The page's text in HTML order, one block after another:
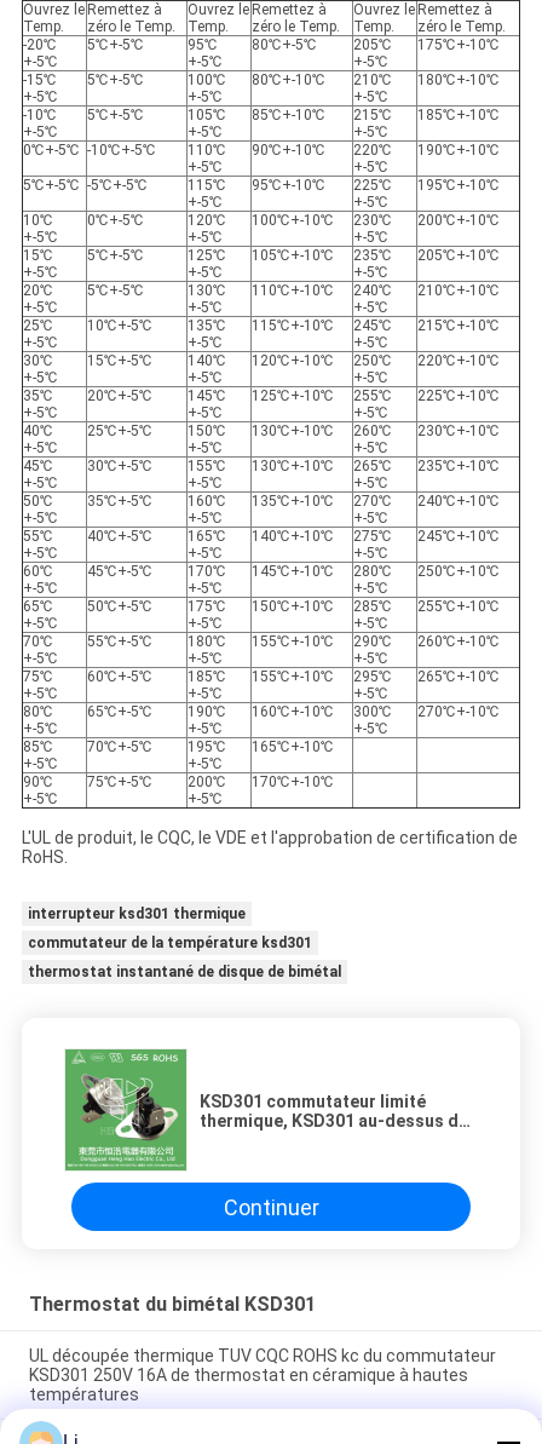
Ouvrez le
Temp.
Remettez à
zéro le Temp.
Ouvrez le
Temp.
Remettez à
zéro le Temp.
Ouvrez le
Temp.
Remettez à
zéro le Temp.
-20℃
+-5℃
5℃+-5℃
95℃
+-5℃
80℃+-5℃
205℃
+-5℃
175℃+-10℃
-15℃
+-5℃
5℃+-5℃
100℃
+-5℃
80℃+-10℃
210℃
+-5℃
180℃+-10℃
-10℃
+-5℃
5℃+-5℃
105℃
+-5℃
85℃+-10℃
215℃
+-5℃
185℃+-10℃
0℃+-5℃ -10℃+-5℃
110℃
+-5℃
90℃+-10℃
220℃
+-5℃
190℃+-10℃
5℃+-5℃ -5℃+-5℃
115℃
+-5℃
95℃+-10℃
225℃
+-5℃
195℃+-10℃
10℃
+-5℃
0℃+-5℃
120℃
+-5℃
100℃+-10℃
230℃
+-5℃
200℃+-10℃
15℃
+-5℃
5℃+-5℃
125℃
+-5℃
105℃+-10℃
235℃
+-5℃
205℃+-10℃
20℃
+-5℃
5℃+-5℃
130℃
+-5℃
110℃+-10℃
240℃
+-5℃
210℃+-10℃
25℃
+-5℃
10℃+-5℃
135℃
+-5℃
115℃+-10℃
245℃
+-5℃
215℃+-10℃
30℃
+-5℃
15℃+-5℃
140℃
+-5℃
120℃+-10℃
250℃
+-5℃
220℃+-10℃
35℃
+-5℃
20℃+-5℃
145℃
+-5℃
125℃+-10℃
255℃
+-5℃
225℃+-10℃
40℃
+-5℃
25℃+-5℃
150℃
+-5℃
130℃+-10℃
260℃
+-5℃
230℃+-10℃
45℃
+-5℃
30℃+-5℃
155℃
+-5℃
130℃+-10℃
265℃
+-5℃
235℃+-10℃
50℃
+-5℃
35℃+-5℃
160℃
+-5℃
135℃+-10℃
270℃
+-5℃
240℃+-10℃
55℃
+-5℃
40℃+-5℃
165℃
+-5℃
140℃+-10℃
275℃
+-5℃
245℃+-10℃
60℃
+-5℃
45℃+-5℃
170℃
+-5℃
145℃+-10℃
280℃
+-5℃
250℃+-10℃
65℃
+-5℃
50℃+-5℃
175℃
+-5℃
150℃+-10℃
285℃
+-5℃
255℃+-10℃
70℃
+-5℃
55℃+-5℃
180℃
+-5℃
155℃+-10℃
290℃
+-5℃
260℃+-10℃
75℃
+-5℃
60℃+-5℃
185℃
+-5℃
155℃+-10℃
295℃
+-5℃
265℃+-10℃
80℃
+-5℃
65℃+-5℃
190℃
+-5℃
160℃+-10℃
300℃
+-5℃
270℃+-10℃
85℃
+-5℃
70℃+-5℃
195℃
+-5℃
165℃+-10℃
90℃
+-5℃
75℃+-5℃
200℃
+-5℃
170℃+-10℃
L'UL de produit, le CQC, le VDE et l'approbation de certification de
RoHS.
interrupteur ksd301 thermique
commutateur de la température ksd301
thermostat instantané de disque de bimétal
KSD301 commutateur limité
thermique, KSD301 au-dessus de
Continuer
Thermostat du bimétal KSD301
UL découpée thermique TUV CQC ROHS kc du commutateur
KSD301 250V 16A de thermostat en céramique à hautes
températures